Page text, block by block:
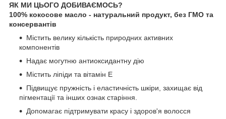
ЯК МИ ЦЬОГО ДОБИВАЄМОСЬ?
100% кокосове масло - натуральний продукт, без ГМО та
консервантів
Містить велику кількість природних активних
компонентів
Надає могутню антиоксидантну дію
Містить ліпіди та вітамін Е
Підвищує пружність і еластичність шкіри, захищає від
пігментації та інших ознак старіння.
Допомагає підтримувати красу і здоров'я волосся